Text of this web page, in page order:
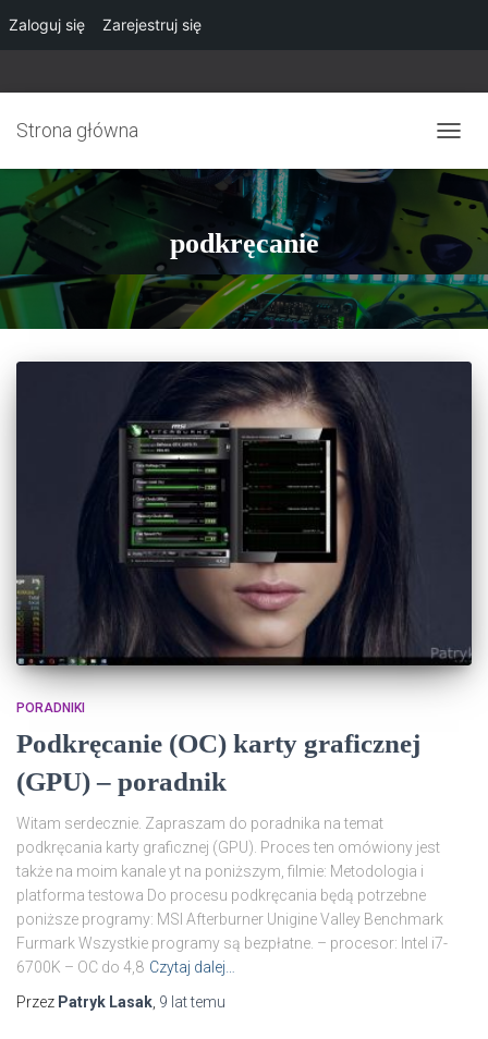
Zaloguj się Zarejestruj się
Strona główna
podkręcanie
PORADNIKI
Podkręcanie (OC) karty graficznej
(GPU) – poradnik
Witam serdecznie. Zapraszam do poradnika na temat
podkręcania karty graficznej (GPU). Proces ten omówiony jest
także na moim kanale yt na poniższym, filmie: Metodologia i
platforma testowa Do procesu podkręcania będą potrzebne
poniższe programy: MSI Afterburner Unigine Valley Benchmark
Furmark Wszystkie programy są bezpłatne. – procesor: Intel i7-
6700K – OC do 4,8 Czytaj dalej…
Przez Patryk Lasak 9 lattemu